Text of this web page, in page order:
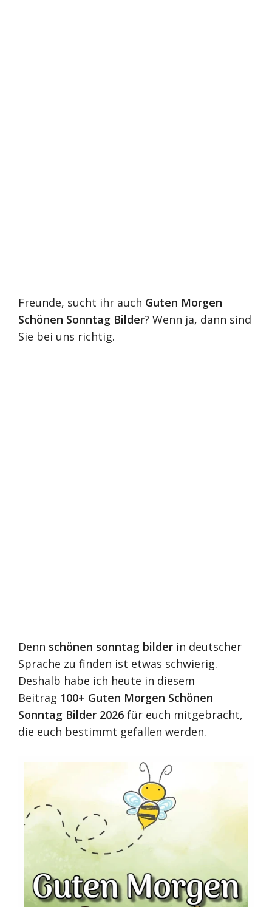
Freunde, sucht ihr auch Guten Morgen
Schönen Sonntag Bilder? Wenn ja, dann sind
Sie bei uns richtig.
Denn schönen sonntag bilder in deutscher
Sprache zu finden ist etwas schwierig.
Deshalb habe ich heute in diesem
Beitrag 100+ Guten Morgen Schönen
Sonntag Bilder 2026 für euch mitgebracht,
die euch bestimmt gefallen werden.